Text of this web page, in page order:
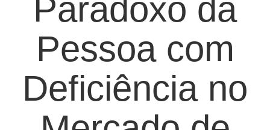
Paradoxo da
Pessoa com
Deficiência no